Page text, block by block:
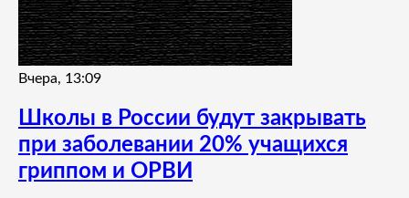
Вчера, 13:09
Школы в России будут закрывать
при заболевании 20% учащихся
гриппом и ОРВИ